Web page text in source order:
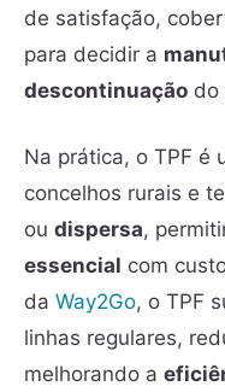
de satisfação,
para decidir a
descontinuação do
Na prática, o TPF é
concelhos rurais e
ou dispersa,
essencial com
da Way2Go, o TPF
linhas regulares,
melhorando a